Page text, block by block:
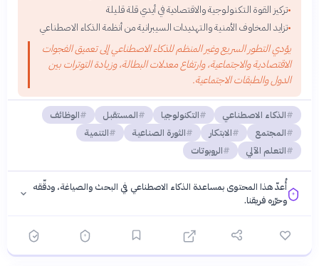
•تركيز القوة التكنولوجية والاقتصادية في أيدي قلة قليلة
•تزايد المخاوف الأمنية والتهديدات السيبرانية من أنظمة الذكاء الاصطناعي
يؤدي التطور السريع وغير المنظم للذكاء الاصطناعي إلى تعميق الفجوات
الاقتصادية والاجتماعية، وارتفاع معدلات البطالة، وزيادة التوترات بين
الدول والطبقات الاجتماعية.
الذكاء الاصطناعي التكنولوجيا المستقبل
الوظائف
المجتمع
الابتكار الثورة الصناعية
التنمية
التعلم الآلي
الروبوتات
أُعدّ هذا المحتوى بمساعدة الذكاء الاصطناعي في البحث والصياغة، ودقّقه
وحرّره فريقنا.